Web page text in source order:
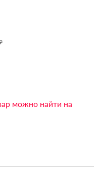
можно найти на